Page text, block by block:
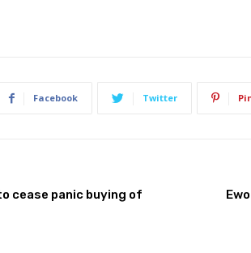
Facebook Twitter
cease panic buying of